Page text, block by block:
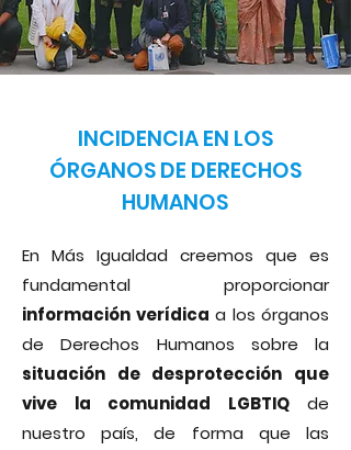
INCIDENCIA EN LOS
ÓRGANOS DE DERECHOS
HUMANOS
En Más Igualdad creemos que es
fundamental proporcionar
información verídica a los órganos
de Derechos Humanos sobre la
situación de desprotección que
vive la comunidad LGBTIQde
nuestro país, de forma que las